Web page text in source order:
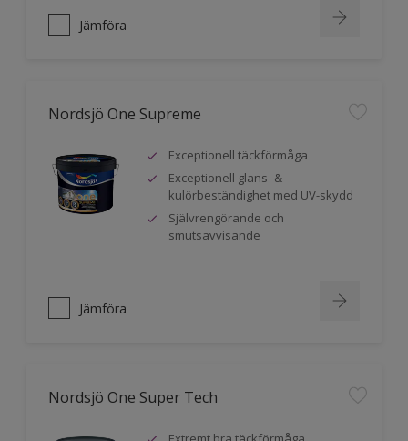
Jämföra
Nordsjö One Supreme
Exceptionell täckförmåga
Exceptionell glans- &
kulörbeständighet med UV-skydd
Självrengörande och
smutsavvisande
Jämföra
Nordsjö One Super Tech